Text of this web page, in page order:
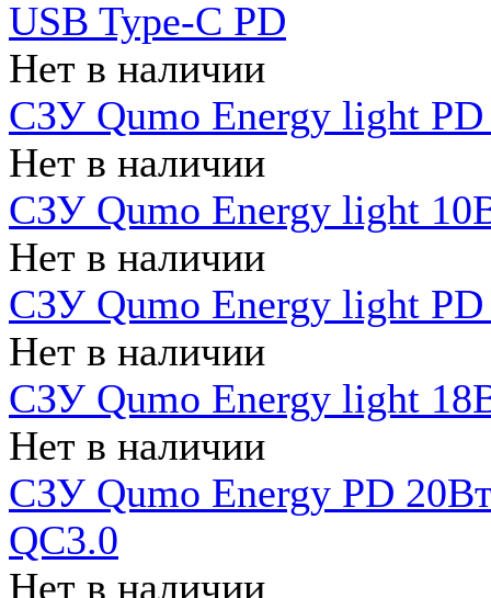
USB Type-C PD
Нет в наличии
СЗУ Qumo Energy light
Нет в наличии
СЗУ Qumo Energy light
Нет в наличии
СЗУ Qumo Energy light
Нет в наличии
СЗУ Qumo Energy light
Нет в наличии
СЗУ Qumo Energy PD
QC3.0
Нет в наличии